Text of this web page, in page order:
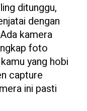
ditunggu,
dengan
kamera
foto
yang hobi
capture
ini pasti